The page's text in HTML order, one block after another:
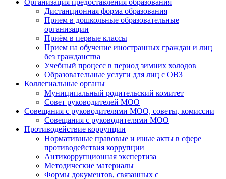
Организация предоставления образования
Дистанционная форма образования
Прием в дошкольные образовательные
организации
Приём в первые классы
Прием на обучение иностранных граждан и лиц
без гражданства
Учебный процесс в период зимних холодов
Образовательные услуги для лиц с ОВЗ
Коллегиальные органы
Муниципальный родительский комитет
Совет руководителей МОО
Совещания с руководителями МОО, советы, комиссии
Совещания с руководителями МОО
Противодействие коррупции
Нормативные правовые и иные акты в сфере
противодействия коррупции
Антикоррупционная экспертиза
Методические материалы
Формы документов, связанных с